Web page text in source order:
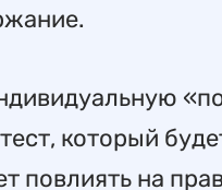
который
повлиять на